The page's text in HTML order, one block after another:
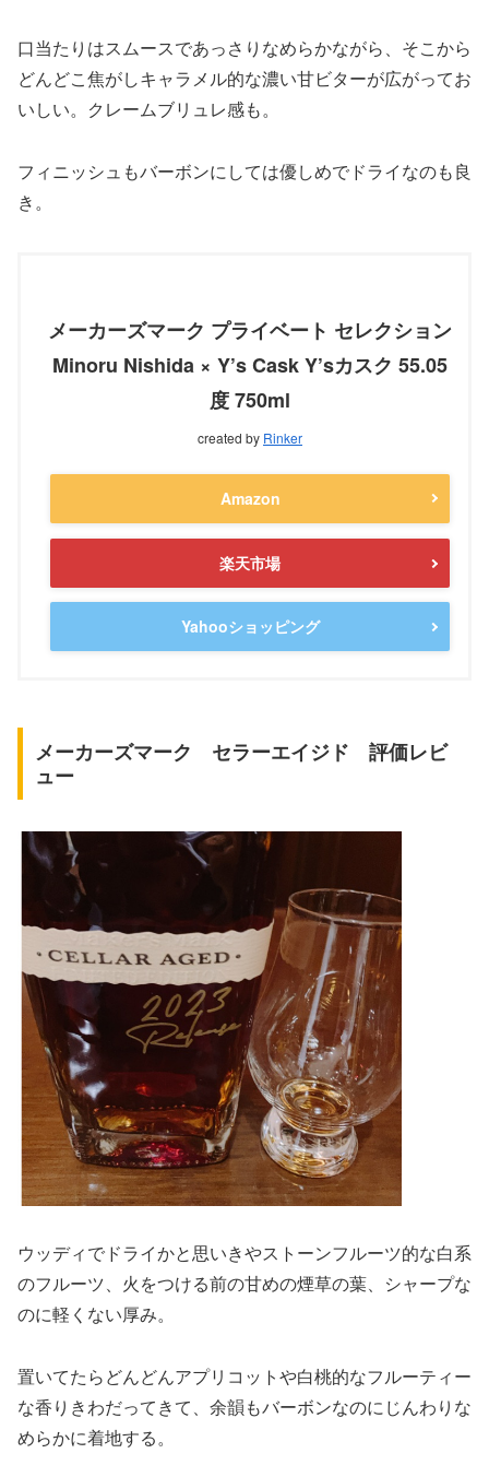
口当たりはスムースであっさりなめらかながら、そこから
どんどこ焦がしキャラメル的な濃い甘ビターが広がってお
いしい。クレームブリュレ感も。
フィニッシュもバーボンにしては優しめでドライなのも良
き。
メーカーズマーク プライベート セレクション
Minoru Nishida × Y’s Cask Y’sカスク 55.05
度 750ml
created by Rinker
Amazon
楽天市場
Yahooショッピング
メーカーズマーク セラーエイジド 評価レビ
ュー
ウッディでドライかと思いきやストーンフルーツ的な白系
のフルーツ、火をつける前の甘めの煙草の葉、シャープな
のに軽くない厚み。
置いてたらどんどんアプリコットや白桃的なフルーティー
な香りきわだってきて、余韻もバーボンなのにじんわりな
めらかに着地する。